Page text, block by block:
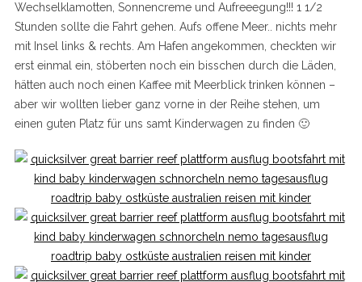
Wechselklamotten, Sonnencreme und Aufreeegung!!! 1 1/2
Stunden sollte die Fahrt gehen. Aufs offene Meer.. nichts mehr
mit Insel links & rechts. Am Hafen angekommen, checkten wir
erst einmal ein, stöberten noch ein bisschen durch die Läden,
hätten auch noch einen Kaffee mit Meerblick trinken können –
aber wir wollten lieber ganz vorne in der Reihe stehen, um
einen guten Platz für uns samt Kinderwagen zu finden 🙂